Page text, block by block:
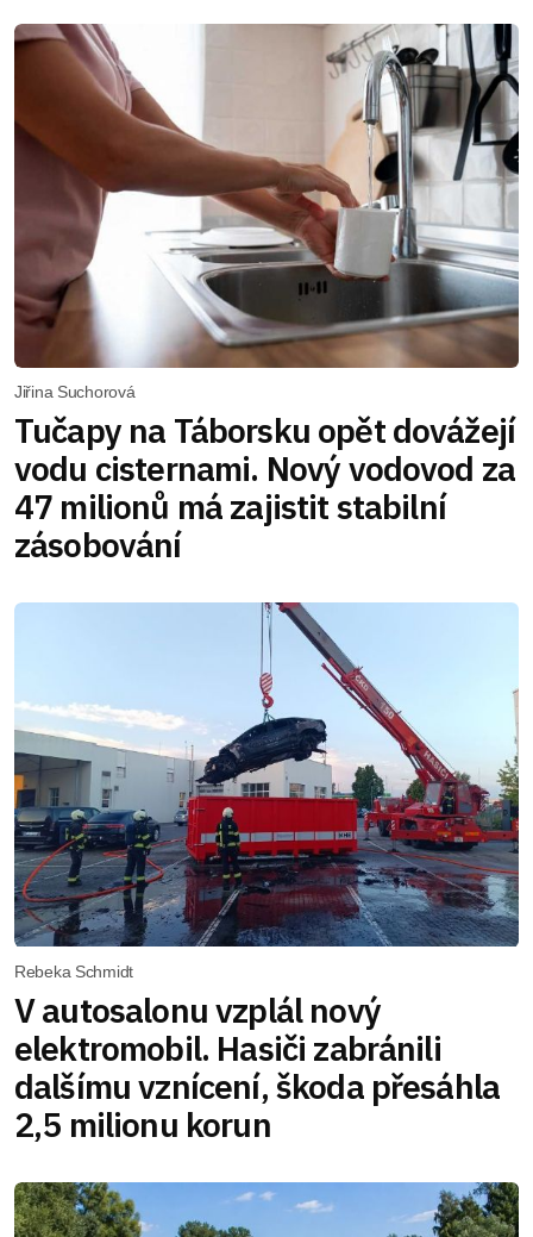
Jiřina Suchorová
Tučapy na Táborsku opět dovážejí
vodu cisternami. Nový vodovod za
47 milionů má zajistit stabilní
zásobování
Rebeka Schmidt
V autosalonu vzplál nový
elektromobil. Hasiči zabránili
dalšímu vznícení, škoda přesáhla
2,5 milionu korun